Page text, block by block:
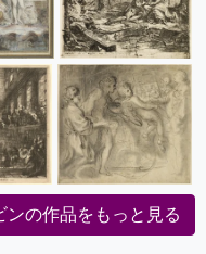
の作品をもっと見る